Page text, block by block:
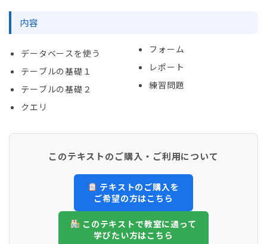
内容
データベースを使う
テーブルの基礎１
テーブルの基礎２
クエリ
フォーム
レポート
練習問題
このテキストのご購入・ご利用について
テキストのご購入を
ご希望の方はこちら
このテキストで教室に通って
学びたい方はこちら